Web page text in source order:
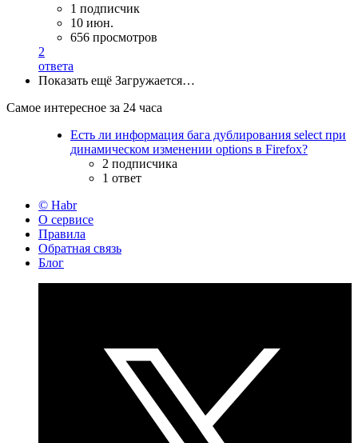
1 подписчик
10 июн.
656 просмотров
2
ответа
Показать ещё Загружается…
Самое интересное за 24 часа
Есть ли информация бага дублирования select при
динамическом изменении options в Firefox?
2 подписчика
1 ответ
© Habr
О сервисе
Правила
Обратная связь
Блог